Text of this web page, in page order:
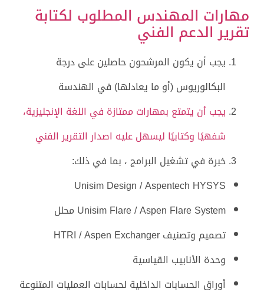
مهارات المهندس المطلوب لكتابة
تقرير الدعم الفني
يجب أن يكون المرشحون حاصلين على درجة
البكالوريوس (أو ما يعادلها) في الهندسة
يجب أن يتمتع بمهارات ممتازة في اللغة الإنجليزية،
شفهيًا وكتابيًا ليسهل عليه اصدار التقرير الفني
خبرة في تشغيل البرامج ، بما في ذلك:
Unisim Design / Aspentech HYSYS
Unisim Flare / Aspen Flare System محلل
تصميم وتصنيف HTRI / Aspen Exchanger
وحدة الأنابيب القياسية
أوراق الحسابات الداخلية لحسابات العمليات المتنوعة